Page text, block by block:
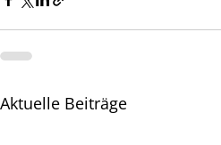
Aktuelle Beiträge